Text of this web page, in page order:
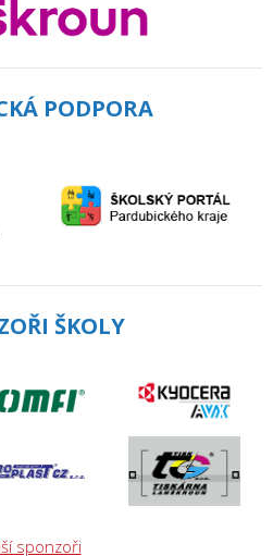
PODPORA
ŠKOLY
sponzoři